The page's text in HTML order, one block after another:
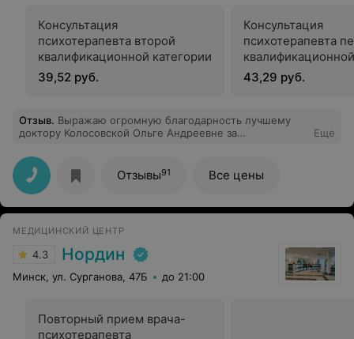
Консультация
психотерапевта второй
квалификационной категории
39,52 руб.
Консультация
психотерапевта
43,29 руб.
Отзыв. Выражаю огромную благодарность лучшему
доктору Колосовской Ольге Андреевне за
конечно профессионализм. Рад, что обратился к нему,
безмерно приятный доктор и человек. Искренне
желаю ему здоровья, оптимизма, которым он заряжает
своих пациентов! Спасибо!
Еще
Отзывы91 Все цены
МЕДИЦИНСКИЙ ЦЕНТР
4.3 Нордин
Минск, ул. Сурганова, 47Б до 21:00
Повторный прием врача-
психотерапевта